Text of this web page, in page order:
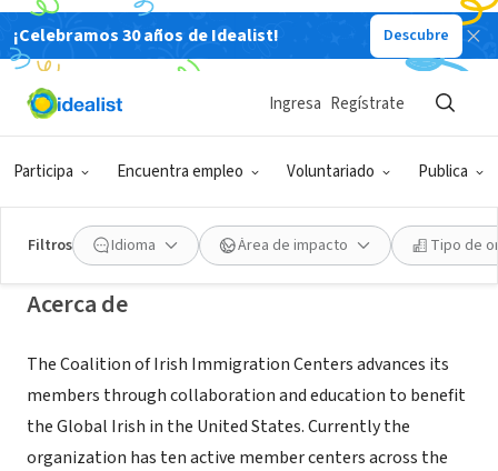
¡Celebramos 30 años de Idealist! Descubre
Participa Encuentra empleo Voluntariado Publica
Ingresa Regístrate
Filtros Idioma Área de impacto Tipo de
ORGANIZACIÓN SIN FIN DE LUCRO
Coalition of Irish Immigration
Centers
Bronx, NY www.ciic-usa.org
Acerca de
The Coalition of Irish Immigration Centers advances its
members through collaboration and education to benefit
the Global Irish in the United States. Currently the
organization has ten active member centers across the